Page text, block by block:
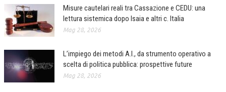
Misure cautelari reali tra Cassazione e CEDU: una
lettura sistemica dopo Isaia e altri c. Italia
Mag 28, 2026
L’impiego dei metodi A.I., da strumento operativo a
scelta di politica pubblica: prospettive future
Mag 28, 2026